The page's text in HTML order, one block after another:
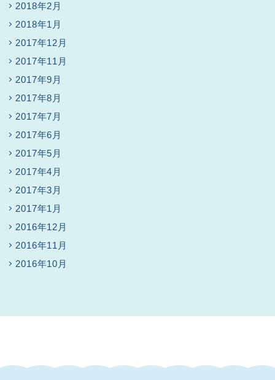
2018年2月
2018年1月
2017年12月
2017年11月
2017年9月
2017年8月
2017年7月
2017年6月
2017年5月
2017年4月
2017年3月
2017年1月
2016年12月
2016年11月
2016年10月